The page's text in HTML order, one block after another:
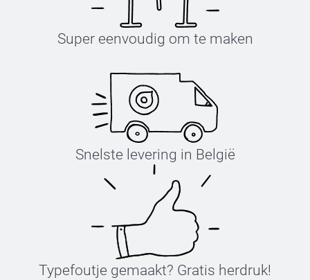
Super eenvoudig om te maken
Snelste levering in België
Typefoutje gemaakt? Gratis herdruk!